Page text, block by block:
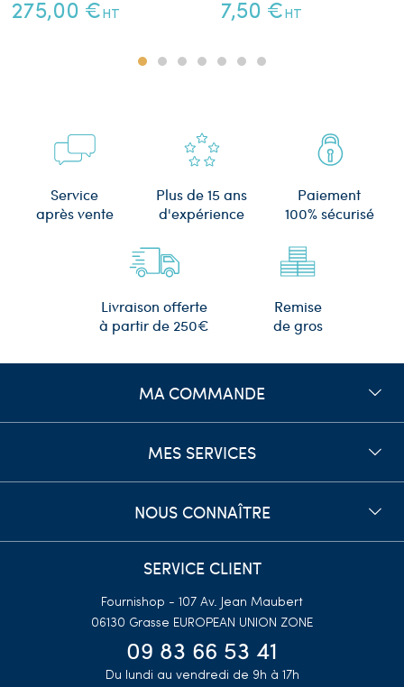
275,00 € HT 7,50 € HT
Service
après vente
Plus de 15 ans
d'expérience
Paiement
100% sécurisé
Livraison offerte
à partir de 250€
Remise
de gros
MA COMMANDE
MES SERVICES
NOUS CONNAÎTRE
SERVICE CLIENT
Fournishop - 107 Av. Jean Maubert
06130 Grasse EUROPEAN UNION ZONE
09 83 66 53 41
Du lundi au vendredi de 9h à 17h